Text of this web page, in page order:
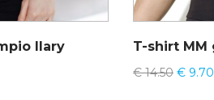
Ilary
€14.50 €9.70